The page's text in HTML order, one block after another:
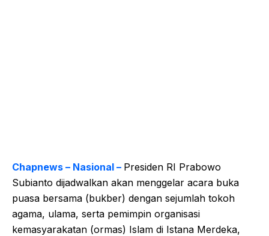
Chapnews – Nasional – Presiden RI Prabowo
Subianto dijadwalkan akan menggelar acara buka
puasa bersama (bukber) dengan sejumlah tokoh
agama, ulama, serta pemimpin organisasi
kemasyarakatan (ormas) Islam di Istana Merdeka,